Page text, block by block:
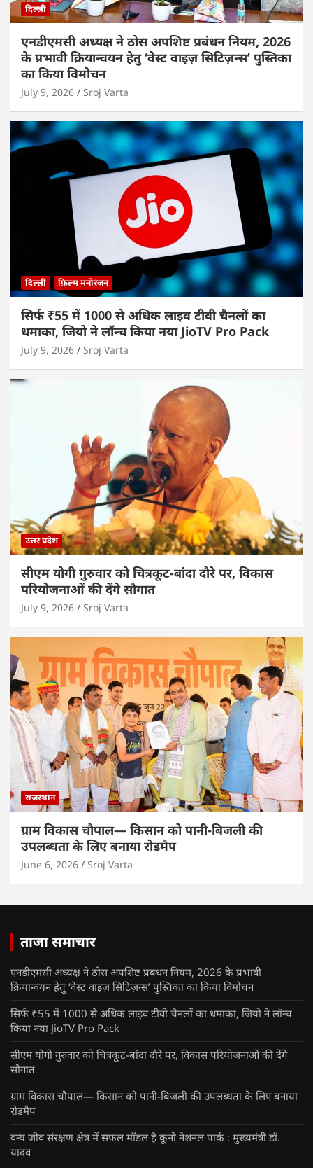
दिल्ली
एनडीएमसी अध्यक्ष ने ठोस अपशिष्ट प्रबंधन नियम, 2026
के प्रभावी क्रियान्वयन हेतु ‘वेस्ट वाइज़ सिटिज़न्स’ पुस्तिका
का किया विमोचन
July 9, 2026 Sroj Varta
दिल्ली फ़िल्म मनोरंजन
सिर्फ ₹55 में 1000 से अधिक लाइव टीवी चैनलों का
धमाका, जियो ने लॉन्च किया नया JioTV Pro Pack
July 9, 2026 Sroj Varta
उत्तर प्रदेश
सीएम योगी गुरुवार को चित्रकूट-बांदा दौरे पर, विकास
परियोजनाओं की देंगे सौगात
July 9, 2026 Sroj Varta
राजस्थान
ग्राम विकास चौपाल— किसान को पानी-बिजली की
उपलब्धता के लिए बनाया रोडमैप
June 6, 2026 Sroj Varta
ताजा समाचार
एनडीएमसी अध्यक्ष ने ठोस अपशिष्ट प्रबंधन नियम, 2026 के प्रभावी
क्रियान्वयन हेतु ‘वेस्ट वाइज़ सिटिज़न्स’ पुस्तिका का किया विमोचन
सिर्फ ₹55 में 1000 से अधिक लाइव टीवी चैनलों का धमाका, जियो ने लॉन्च
किया नया JioTV Pro Pack
सीएम योगी गुरुवार को चित्रकूट-बांदा दौरे पर, विकास परियोजनाओं की देंगे
सौगात
ग्राम विकास चौपाल— किसान को पानी-बिजली की उपलब्धता के लिए बनाया
रोडमैप
वन्य जीव संरक्षण क्षेत्र में सफल मॉडल है कूनो नेशनल पार्क : मुख्यमंत्री डॉ.
यादव